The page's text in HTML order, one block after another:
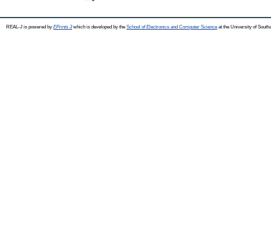
REAL-J is powered by EPrints 3which is developed by the School of Electronics and Computer Science at the University of